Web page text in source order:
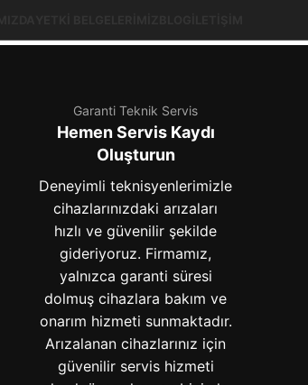
Garanti Teknik Servis
Hemen Servis Kaydı
Oluşturun
Deneyimli teknisyenlerimizle
cihazlarınızdaki arızaları
hızlı ve güvenilir şekilde
gideriyoruz. Firmamız,
yalnızca garanti süresi
dolmuş cihazlara bakım ve
onarım hizmeti sunmaktadır.
Arızalanan cihazlarınız için
güvenilir servis hizmeti
Kirli